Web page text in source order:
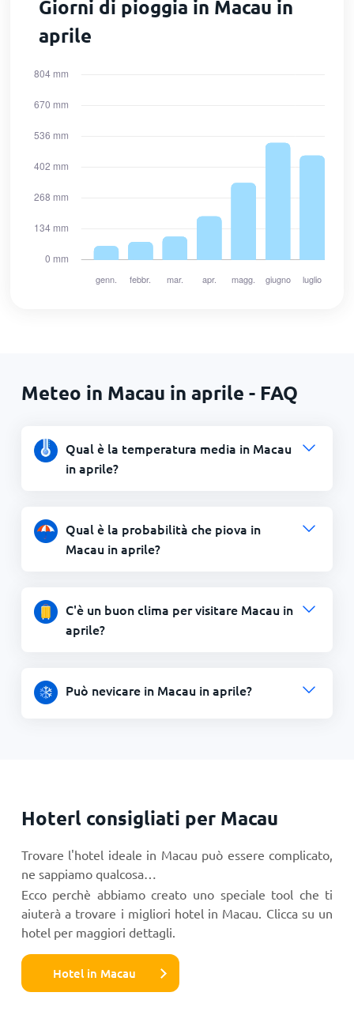
Giorni di pioggia in Macau in
aprile
Meteo in Macau in aprile - FAQ
Qual è la temperatura media in Macau
in aprile?
Qual è la probabilità che piova in
Macau in aprile?
C'è un buon clima per visitare Macau in
aprile?
Può nevicare in Macau in aprile?
Hoterl consigliati per Macau
Trovare l'hotel ideale in Macau può essere complicato,
ne sappiamo qualcosa…
Ecco perchè abbiamo creato uno speciale tool che ti
aiuterà a trovare i migliori hotel in Macau. Clicca su un
hotel per maggiori dettagli.
Hotel in Macau